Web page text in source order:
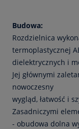
Budowa:
Rozdzielnica
termoplastycznej
dielektrycznych i
Jej głównymi
nowoczesny
wygląd, łatwość i
Zasadniczymi
- obudowa dolna